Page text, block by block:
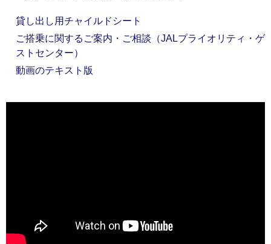
貸し出し用チャイルドシート
ご搭乗に関するご案内・ご相談（JALプライオリティ・ゲ
ストセンター）
動画のテキスト版